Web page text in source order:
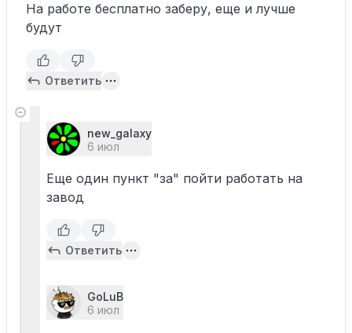
На работе бесплатно заберу, еще и лучше
будут
Ответить
new_galaxy
6 июл
Еще один пункт "за" пойти работать на
завод
Ответить
GoLuB
6 июл